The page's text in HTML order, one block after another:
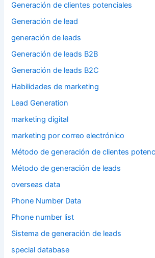
Generación de clientes potenciales
Generación de lead
generación de leads
Generación de leads B2B
Generación de leads B2C
Habilidades de marketing
Lead Generation
marketing digital
marketing por correo electrónico
Método de generación de clientes
Método de generación de leads
overseas data
Phone Number Data
Phone number list
Sistema de generación de leads
special database